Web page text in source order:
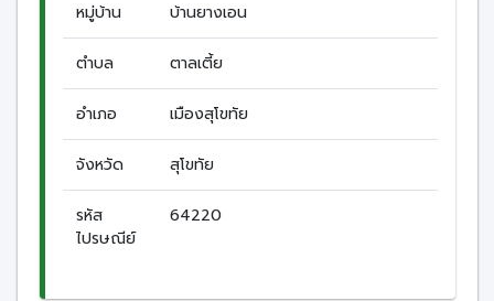
หมู่บ้าน บ้านยางเอน
ตำบล ตาลเตี้ย
อำเภอ เมืองสุโขทัย
จังหวัด สุโขทัย
รหัส
ไปรษณีย์
64220